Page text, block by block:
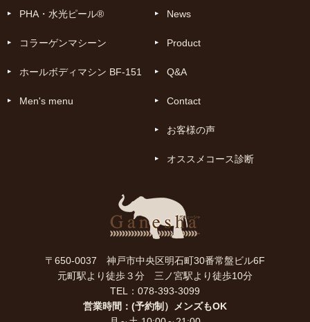
PHA・水光ピール®
コラーゲンマシーン
ホールボディマシン BF-151
Men's menu
News
Product
Q&A
Contact
お客様の声
オススメコース診断
〒650-0037 神戸市中央区明石町30番常盤ビル6F
元町駅より徒歩３分 三ノ宮駅より徒歩10分
TEL：078-393-3099
営業時間：(予約制）メンズもOK